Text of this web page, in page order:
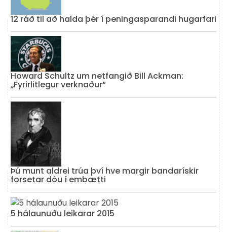
12 ráð til að halda þér í peningasparandi hugarfari
Howard Schultz um netfangið Bill Ackman:
„Fyrirlitlegur verknaður“
Þú munt aldrei trúa því hve margir bandarískir
forsetar dóu í embætti
5 hálaunuðu leikarar 2015